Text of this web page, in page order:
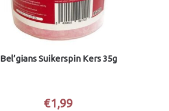
Bel’gians Suikerspin Kers 35g
€1,99